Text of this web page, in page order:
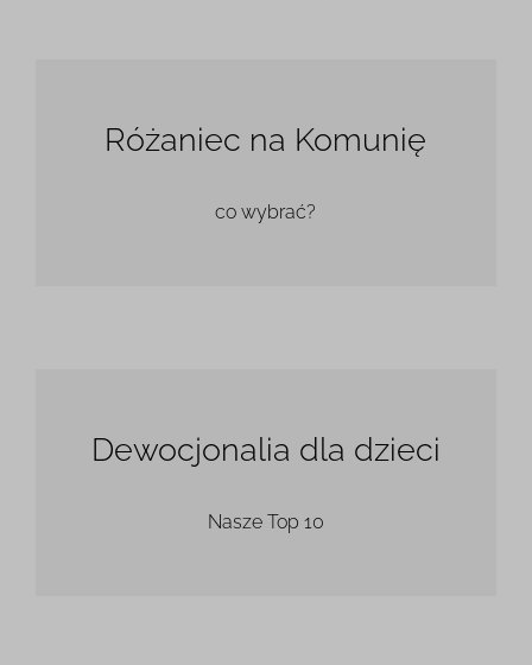
Różaniec na Komunię
co wybrać?
Dewocjonalia dla dzieci
Nasze Top 10